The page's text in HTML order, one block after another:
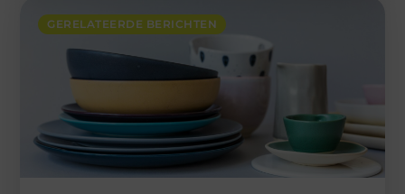
GERELATEERDE BERICHTEN